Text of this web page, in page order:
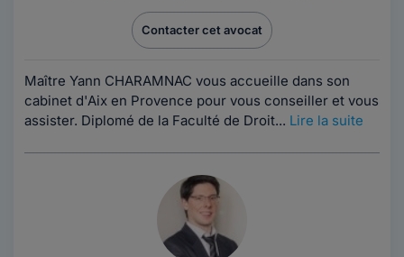
Contacter cet avocat
Maître Yann CHARAMNAC vous accueille dans son
cabinet d'Aix en Provence pour vous conseiller et vous
assister. Diplomé de la Faculté de Droit... Lire la suite